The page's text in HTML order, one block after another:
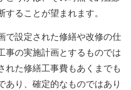
することが望まれます。
で設定された修繕や改修の仕
事の実施計画とするものでは
れた修繕工事費もあくまでも
あり、確定的なものではあり